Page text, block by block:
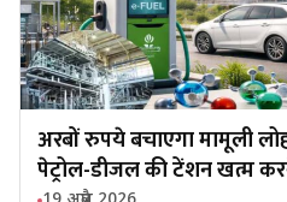
अरबों रुपये बचाएगा मामूली
पेट्रोल-डीजल की टेंशन खत्म